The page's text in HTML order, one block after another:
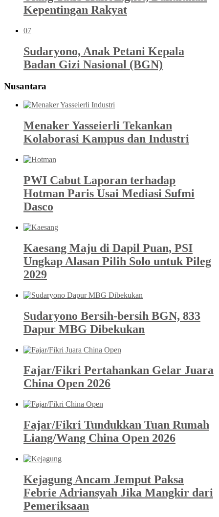
Kepentingan Rakyat
07
Sudaryono, Anak Petani Kepala
Badan Gizi Nasional (BGN)
Nusantara
Menaker Yasseierli Tekankan
Kolaborasi Kampus dan Industri
PWI Cabut Laporan terhadap
Hotman Paris Usai Mediasi Sufmi
Dasco
Kaesang Maju di Dapil Puan, PSI
Ungkap Alasan Pilih Solo untuk Pileg
2029
Sudaryono Bersih-bersih BGN, 833
Dapur MBG Dibekukan
Fajar/Fikri Pertahankan Gelar Juara
China Open 2026
Fajar/Fikri Tundukkan Tuan Rumah
Liang/Wang China Open 2026
Kejagung Ancam Jemput Paksa
Febrie Adriansyah Jika Mangkir dari
Pemeriksaan